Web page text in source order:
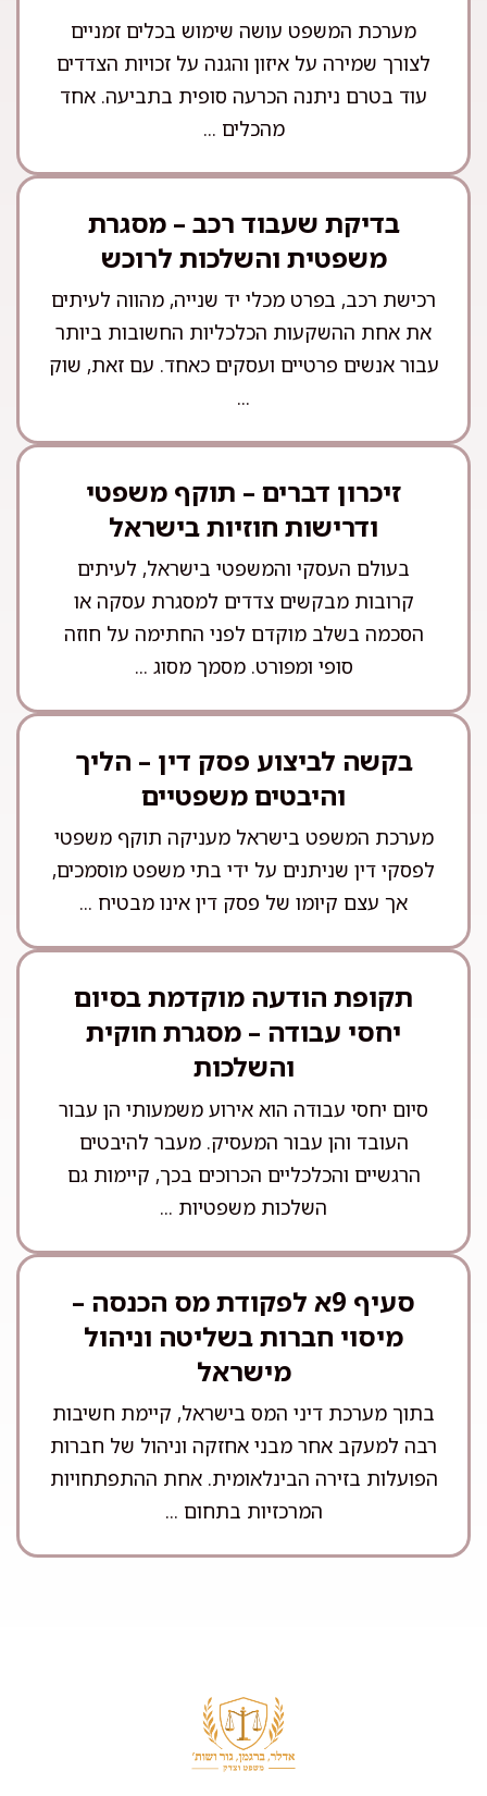
מערכת המשפט עושה שימוש בכלים זמניים
לצורך שמירה על איזון והגנה על זכויות הצדדים
עוד בטרם ניתנה הכרעה סופית בתביעה. אחד
מהכלים ...
בדיקת שעבוד רכב – מסגרת
משפטית והשלכות לרוכש
רכישת רכב, בפרט מכלי יד שנייה, מהווה לעיתים
את אחת ההשקעות הכלכליות החשובות ביותר
עבור אנשים פרטיים ועסקים כאחד. עם זאת, שוק
...
זיכרון דברים – תוקף משפטי
ודרישות חוזיות בישראל
בעולם העסקי והמשפטי בישראל, לעיתים
קרובות מבקשים צדדים למסגרת עסקה או
הסכמה בשלב מוקדם לפני החתימה על חוזה
סופי ומפורט. מסמך מסוג ...
בקשה לביצוע פסק דין – הליך
והיבטים משפטיים
מערכת המשפט בישראל מעניקה תוקף משפטי
לפסקי דין שניתנים על ידי בתי משפט מוסמכים,
אך עצם קיומו של פסק דין אינו מבטיח ...
תקופת הודעה מוקדמת בסיום
יחסי עבודה – מסגרת חוקית
והשלכות
סיום יחסי עבודה הוא אירוע משמעותי הן עבור
העובד והן עבור המעסיק. מעבר להיבטים
הרגשיים והכלכליים הכרוכים בכך, קיימות גם
השלכות משפטיות ...
סעיף 9א לפקודת מס הכנסה –
מיסוי חברות בשליטה וניהול
מישראל
בתוך מערכת דיני המס בישראל, קיימת חשיבות
רבה למעקב אחר מבני אחזקה וניהול של חברות
הפועלות בזירה הבינלאומית. אחת ההתפתחויות
המרכזיות בתחום ...